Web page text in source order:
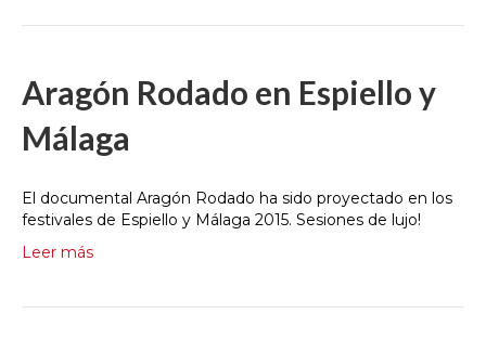
Aragón Rodado en Espiello y
Málaga
El documental Aragón Rodado ha sido proyectado en los
festivales de Espiello y Málaga 2015. Sesiones de lujo!
Leer más